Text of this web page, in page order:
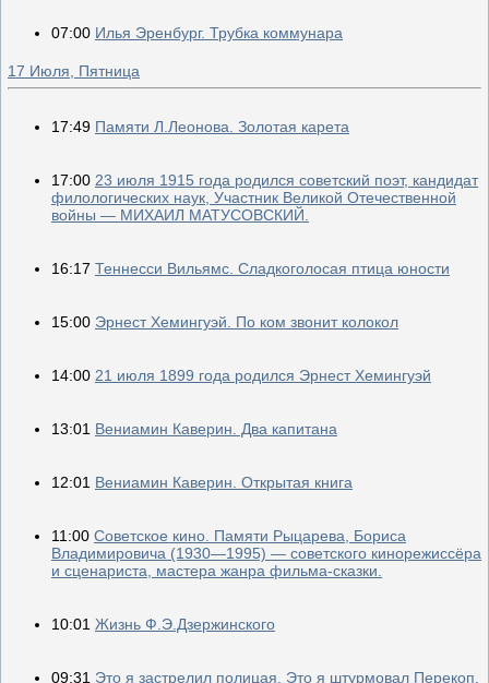
07:00 Илья Эренбург. Трубка коммунара
17 Июля, Пятница
17:49 Памяти Л.Леонова. Золотая карета
17:00 23 июля 1915 года родился советский поэт, кандидат
филологических наук, Участник Великой Отечественной
войны — МИХАИЛ МАТУСОВСКИЙ.
16:17 Теннесси Вильямс. Сладкоголосая птица юности
15:00 Эрнест Хемингуэй. По ком звонит колокол
14:00 21 июля 1899 года родился Эрнест Хемингуэй
13:01 Вениамин Каверин. Два капитана
12:01 Вениамин Каверин. Открытая книга
11:00 Советское кино. Памяти Рыцарева, Бориса
Владимировича (1930—1995) — советского кинорежиссёра
и сценариста, мастера жанра фильма-сказки.
10:01 Жизнь Ф.Э.Дзержинского
09:31 Это я застрелил полицая. Это я штурмовал Перекоп.